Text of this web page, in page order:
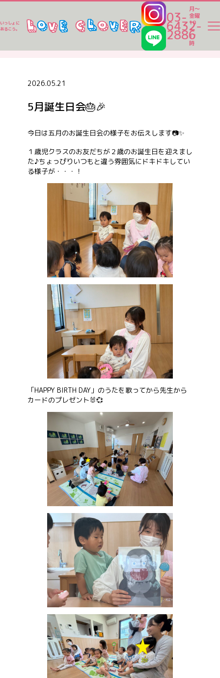
いっしょに
あるこう。
03-
6432-
2886
月～
金曜
10
～
17
時
一時保育
認可保育園一覧
お問い合わせ
会社概要
2026.05.21
5月誕生日会🎂🎉
今日は五月のお誕生日会の様子をお伝えします📷✨
１歳児クラスのお友だちが２歳のお誕生日を迎えまし
た♪ちょっぴりいつもと違う雰囲気にドキドキしてい
る様子が・・・！
「HAPPY BIRTH DAY」のうたを歌ってから先生から
カードのプレゼント🐰💞